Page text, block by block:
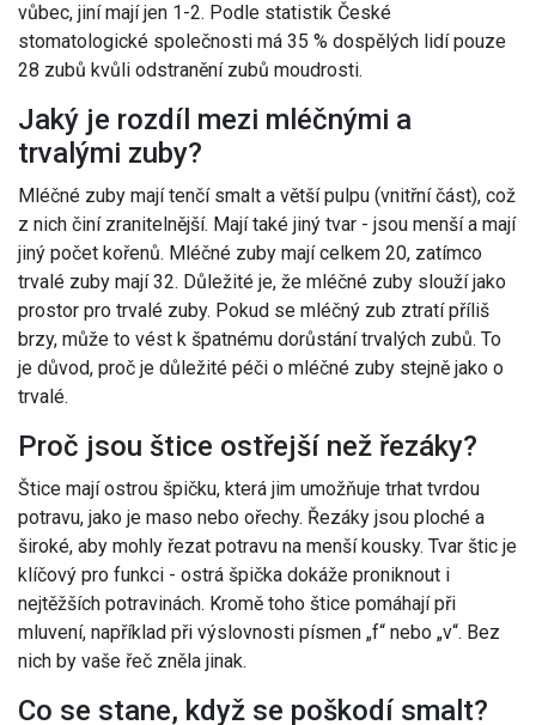
vůbec, jiní mají jen 1-2. Podle statistik České
stomatologické společnosti má 35 % dospělých lidí pouze
28 zubů kvůli odstranění zubů moudrosti.
Jaký je rozdíl mezi mléčnými a
trvalými zuby?
Mléčné zuby mají tenčí smalt a větší pulpu (vnitřní část), což
z nich činí zranitelnější. Mají také jiný tvar - jsou menší a mají
jiný počet kořenů. Mléčné zuby mají celkem 20, zatímco
trvalé zuby mají 32. Důležité je, že mléčné zuby slouží jako
prostor pro trvalé zuby. Pokud se mléčný zub ztratí příliš
brzy, může to vést k špatnému dorůstání trvalých zubů. To
je důvod, proč je důležité péči o mléčné zuby stejně jako o
trvalé.
Proč jsou štice ostřejší než řezáky?
Štice mají ostrou špičku, která jim umožňuje trhat tvrdou
potravu, jako je maso nebo ořechy. Řezáky jsou ploché a
široké, aby mohly řezat potravu na menší kousky. Tvar štic je
klíčový pro funkci - ostrá špička dokáže proniknout i
nejtěžších potravinách. Kromě toho štice pomáhají při
mluvení, například při výslovnosti písmen „f“ nebo „v“. Bez
nich by vaše řeč zněla jinak.
Co se stane, když se poškodí smalt?